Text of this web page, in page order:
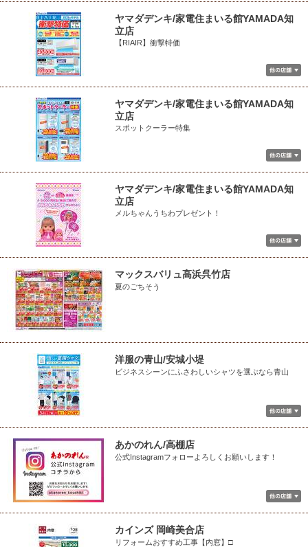
ヤマダデンキ/家電住まいる館YAMADA知
立店
【RIAIR】衝撃特価
ヤマダデンキ/家電住まいる館YAMADA知
立店
スポットクーラー特集
ヤマダデンキ/家電住まいる館YAMADA知
立店
メルちゃんうちわプレゼント！
マックスバリュ高浜呉竹店
夏のごちそう
洋服の青山/安城小堤
ビジネスシーンにふさわしいシャツを選ぶなら青山
あかのれん/高棚店
公式Instagramフォローよろしくお願いします！
カインズ 岡崎美合店
リフォームおすすめ工事【内窓】□